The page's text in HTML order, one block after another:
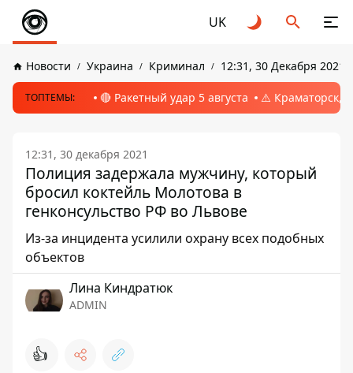
UK
Новости Украина Криминал 12:31, 30 Декабря 2021
ТОПТЕМЫ: 🔴 Ракетный удар 5 августа ⚠️ Краматорск,
12:31, 30 декабря 2021
Полиция задержала мужчину, который
бросил коктейль Молотова в
генконсульство РФ во Львове
Из-за инцидента усилили охрану всех подобных
объектов
Лина Киндратюк
ADMIN
👍